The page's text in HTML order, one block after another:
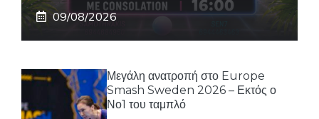
09/08/2026
Μεγάλη ανατροπή στο Europe
Smash Sweden 2026 – Εκτός ο
Νο1 του ταμπλό